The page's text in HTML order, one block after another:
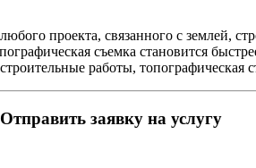
проекта, связанного с землей,
съемка становится
работы,
Отправить заявку на услугу